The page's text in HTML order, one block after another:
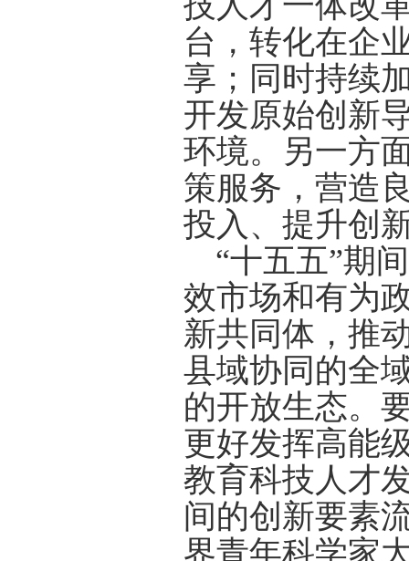
台，转化在企
享；同时持续
开发原始创新
环境。另一方
策服务，营造
投入、提升创
“十五五”期
效市场和有为
新共同体，推
县域协同的全
的开放生态。
更好发挥高能
教育科技人才
间的创新要素
界青年科学家